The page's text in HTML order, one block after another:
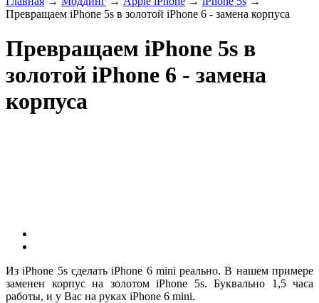
Превращаем iPhone 5s в золотой iPhone 6 - замена корпуса
Превращаем iPhone 5s в
золотой iPhone 6 - замена
корпуса
Из iPhone 5s сделать iPhone 6 mini реально. В нашем примере
заменен корпус на золотом iPhone 5s. Буквально 1,5 часа
работы, и у Вас на руках iPhone 6 mini.